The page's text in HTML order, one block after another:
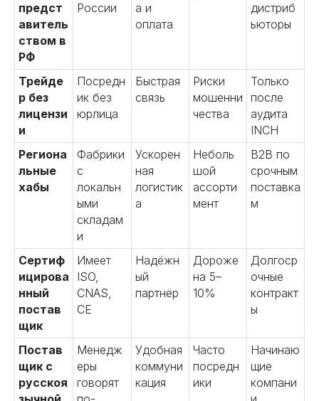
предст
авитель
ством в
РФ
России
а и
оплата
дистриб
ьюторы
Трейде
р без
лицензи
и
Посредн
ик без
юрлица
Быстрая
связь
Риски
мошенни
чества
Только
после
аудита
INCH
Региона
льные
хабы
Фабрики
с
локальн
ыми
складам
и
Ускорен
ная
логистик
а
Неболь
шой
ассорти
мент
B2B по
срочным
поставка
м
Сертиф
ицирова
нный
постав
щик
Имеет
ISO,
CNAS,
CE
Надёжн
ый
партнёр
Дороже
на 5–
10%
Долгоср
очные
контракт
ы
Постав
щик с
русскоя
Менедж
еры
говорят
Удобная
коммуни
кация
Часто
посредн
ики
Начинаю
щие
компани